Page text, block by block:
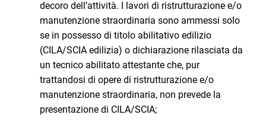
decoro dell’attività. I lavori di ristrutturazione e/o
manutenzione straordinaria sono ammessi solo
se in possesso di titolo abilitativo edilizio
(CILA/SCIA edilizia) o dichiarazione rilasciata da
un tecnico abilitato attestante che, pur
trattandosi di opere di ristrutturazione e/o
manutenzione straordinaria, non prevede la
presentazione di CILA/SCIA;